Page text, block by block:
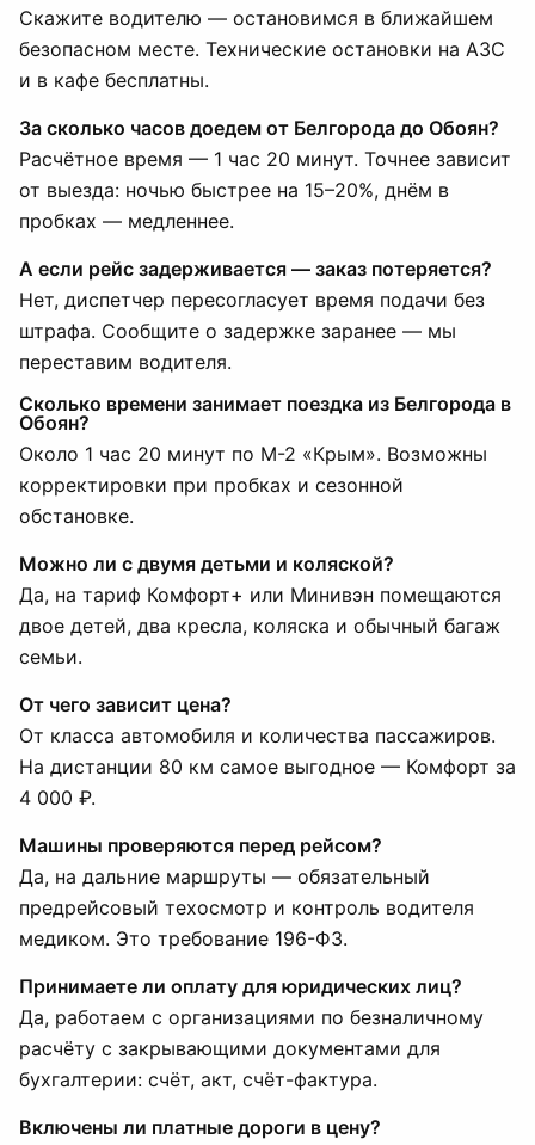
Скажите водителю — остановимся в ближайшем
безопасном месте. Технические остановки на АЗС
и в кафе бесплатны.
За сколько часов доедем от Белгорода до Обоян?
Расчётное время — 1 час 20 минут. Точнее зависит
от выезда: ночью быстрее на 15–20%, днём в
пробках — медленнее.
А если рейс задерживается — заказ потеряется?
Нет, диспетчер пересогласует время подачи без
штрафа. Сообщите о задержке заранее — мы
переставим водителя.
Сколько времени занимает поездка из Белгорода в
Обоян?
Около 1 час 20 минут по М-2 «Крым». Возможны
корректировки при пробках и сезонной
обстановке.
Можно ли с двумя детьми и коляской?
Да, на тариф Комфорт+ или Минивэн помещаются
двое детей, два кресла, коляска и обычный багаж
семьи.
От чего зависит цена?
От класса автомобиля и количества пассажиров.
На дистанции 80 км самое выгодное — Комфорт за
4 000 ₽.
Машины проверяются перед рейсом?
Да, на дальние маршруты — обязательный
предрейсовый техосмотр и контроль водителя
медиком. Это требование 196-ФЗ.
Принимаете ли оплату для юридических лиц?
Да, работаем с организациями по безналичному
расчёту с закрывающими документами для
бухгалтерии: счёт, акт, счёт-фактура.
Включены ли платные дороги в цену?